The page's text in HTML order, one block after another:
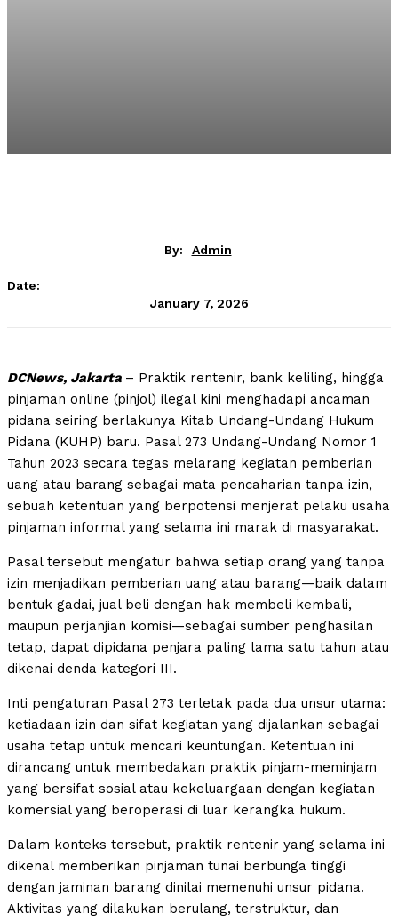
By: Admin
Date:
January 7, 2026
DCNews, Jakarta – Praktik rentenir, bank keliling, hingga
pinjaman online (pinjol) ilegal kini menghadapi ancaman
pidana seiring berlakunya Kitab Undang-Undang Hukum
Pidana (KUHP) baru. Pasal 273 Undang-Undang Nomor 1
Tahun 2023 secara tegas melarang kegiatan pemberian
uang atau barang sebagai mata pencaharian tanpa izin,
sebuah ketentuan yang berpotensi menjerat pelaku usaha
pinjaman informal yang selama ini marak di masyarakat.
Pasal tersebut mengatur bahwa setiap orang yang tanpa
izin menjadikan pemberian uang atau barang—baik dalam
bentuk gadai, jual beli dengan hak membeli kembali,
maupun perjanjian komisi—sebagai sumber penghasilan
tetap, dapat dipidana penjara paling lama satu tahun atau
dikenai denda kategori III.
Inti pengaturan Pasal 273 terletak pada dua unsur utama:
ketiadaan izin dan sifat kegiatan yang dijalankan sebagai
usaha tetap untuk mencari keuntungan. Ketentuan ini
dirancang untuk membedakan praktik pinjam-meminjam
yang bersifat sosial atau kekeluargaan dengan kegiatan
komersial yang beroperasi di luar kerangka hukum.
Dalam konteks tersebut, praktik rentenir yang selama ini
dikenal memberikan pinjaman tunai berbunga tinggi
dengan jaminan barang dinilai memenuhi unsur pidana.
Aktivitas yang dilakukan berulang, terstruktur, dan